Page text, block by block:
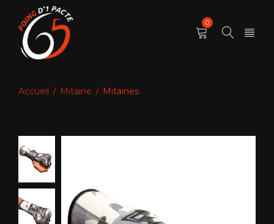
0
Accueil / Mitaine / Mitaines